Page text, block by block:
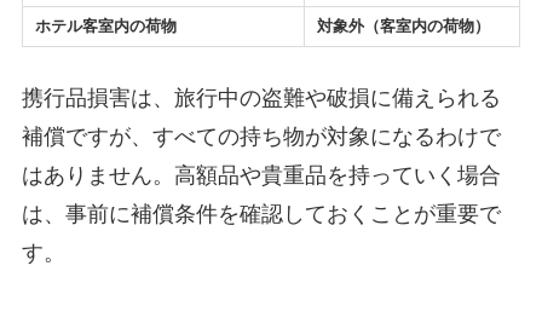
ホテル客室内の荷物 対象外（客室内の荷物）
携行品損害は、旅行中の盗難や破損に備えられる
補償ですが、すべての持ち物が対象になるわけで
はありません。高額品や貴重品を持っていく場合
は、事前に補償条件を確認しておくことが重要で
す。